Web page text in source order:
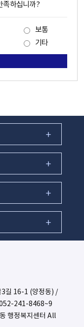
족하십니까?
보통
기타
3길 16-1 (양정동) /
241-8468~9
행정복지센터 All